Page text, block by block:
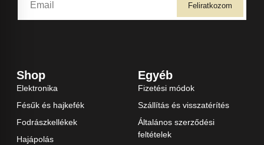
Feliratkozom
Shop
Elektronika
Fésűk és hajkefék
Fodrászkellékek
Hajápolás
Egyéb
Fizetési módok
Szállítás és visszatérítés
Általános szerződési
feltételek